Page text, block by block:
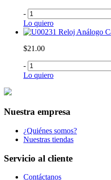
-
Lo quiero
Reloj Análogo
$21.00
-
Lo quiero
Nuestra empresa
¿Quiénes somos?
Nuestras tiendas
Servicio al cliente
Contáctanos